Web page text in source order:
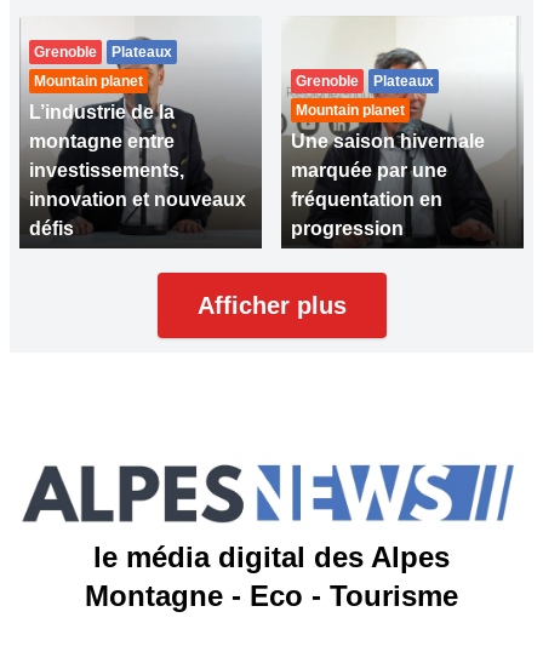
Grenoble
Plateaux
Mountain planet
L’industrie de la
montagne entre
investissements,
innovation et nouveaux
défis
Grenoble
Plateaux
Mountain planet
Une saison hivernale
marquée par une
fréquentation en
progression
Afficher plus
le média digital des Alpes
Montagne - Eco - Tourisme